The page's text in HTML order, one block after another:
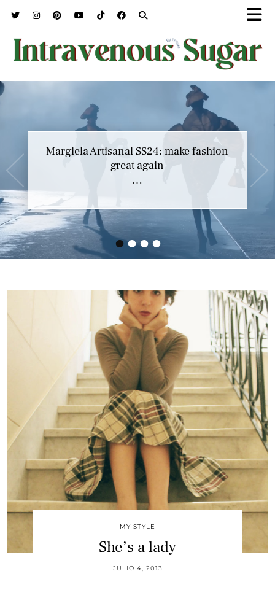
••••
Margiela Artisanal SS24: make fashion
great again
…
MY STYLE
She’s a lady
JULIO 4, 2013